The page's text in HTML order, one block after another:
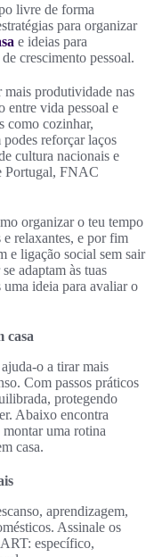
livre de forma
para organizar
e ideias para
crescimento pessoal.
produtividade nas
entre vida pessoal e
como cozinhar,
reforçar laços
cultura nacionais e
Portugal, FNAC
organizar o teu tempo
relaxantes, e por fim
e ligação social sem sair
adaptam às tuas
uma ideia para avaliar o
casa
o a tirar mais
Com passos práticos
protegendo
Abaixo encontra
montar uma rotina
casa.
aprendizagem,
Assinale os
específico,